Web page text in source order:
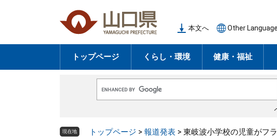
の
頭
ー
飛
本文へ Other
トップページ くらし・環境 健康・福祉
o
e
現在地 トップページ > 報道発表 > 東岐波小学校の児童がフ